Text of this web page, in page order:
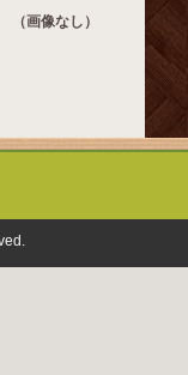
（画像なし）